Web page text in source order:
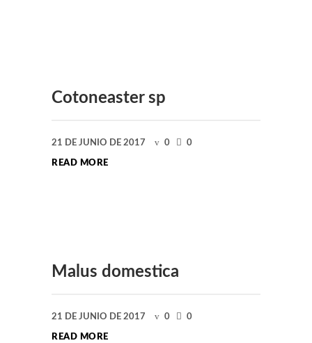
Cotoneaster sp
21 DE JUNIO DE 2017 0 0
READ MORE
Malus domestica
21 DE JUNIO DE 2017 0 0
READ MORE